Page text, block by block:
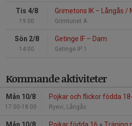
Tis 4/8
19:00
Grimetons IK – Långås /
Grimtunet A
Sön 2/8
14:00
Getinge IF – Dam
Getinge IP 1
Kommande aktiviteter
Mån 10/8
17:00-18:00
Pojkar och flickor födda
Ryevi, Långås
Mån 10/8 Pojkar födda 16 » Träning